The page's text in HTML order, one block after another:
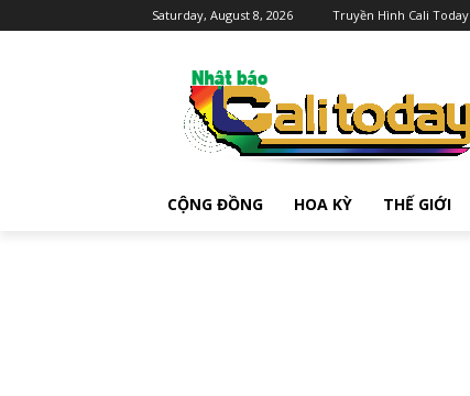
Saturday, August 8, 2026 Truyền Hình Cali Today
CỘNG ĐỒNG HOA KỲ THẾ GIỚI